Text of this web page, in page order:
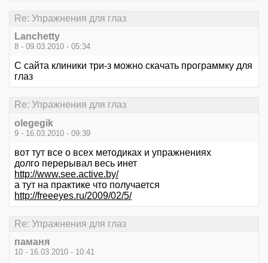
Re: Упражнения для глаз
Lanchetty
8 - 09.03.2010 - 05:34
С сайта клиники три-з можно скачать программку для
глаз
Re: Упражнения для глаз
olegegik
9 - 16.03.2010 - 09:39
вот тут все о всех методиках и упражнениях
долго перерывал весь инет
http://www.see.active.by/
а тут на практике что получается
http://freeeyes.ru/2009/02/5/
Re: Упражнения для глаз
паманя
10 - 16.03.2010 - 10:41